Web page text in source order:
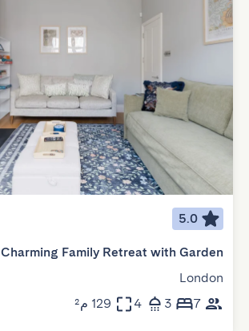
5.0
Charming Family Retreat with Garden
London
7
3
4 129 م²